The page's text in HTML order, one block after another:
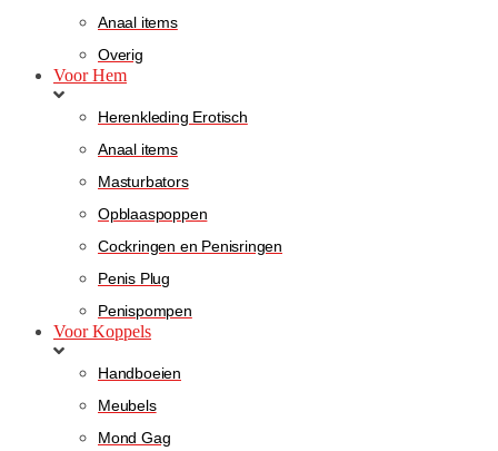
Anaal items
Overig
Voor Hem
Herenkleding Erotisch
Anaal items
Masturbators
Opblaaspoppen
Cockringen en Penisringen
Penis Plug
Penispompen
Voor Koppels
Handboeien
Meubels
Mond Gag